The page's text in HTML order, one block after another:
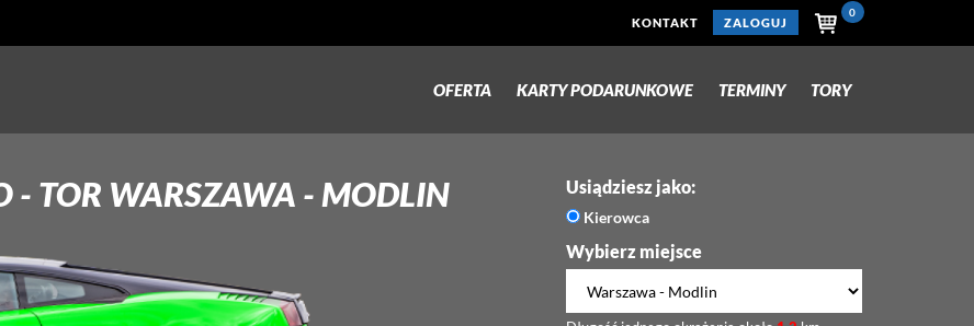
KONTAKT ZALOGUJ
0
OFERTA KARTY PODARUNKOWE TERMINY TORY
- TOR WARSZAWA - MODLIN Usiądziesz jako:
Kierowca
Wybierz miejsce